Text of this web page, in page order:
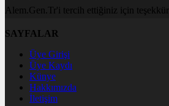
Alem.Gen.Tr'i tercih ettiğiniz için teşekkür
SAYFALAR
Üye Girişi
Üye Kaydı
Künye
Hakkımızda
İletişim